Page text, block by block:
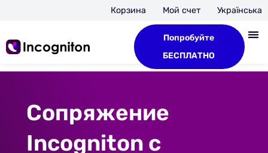
Корзина Мой счет Українська
Попробуйте
БЕСПЛАТНО
Сопряжение
Incogniton с